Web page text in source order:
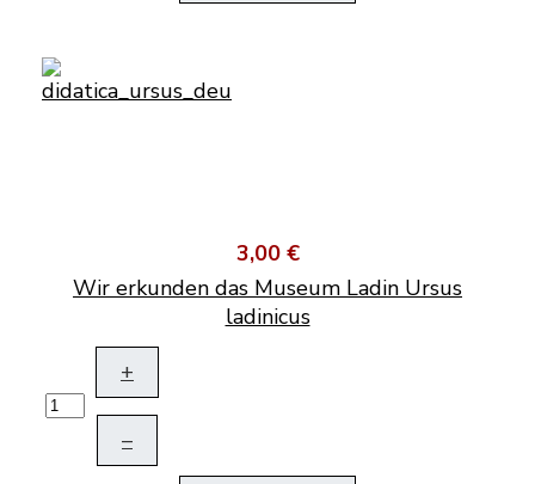
3,00 €
Wir erkunden das Museum Ladin Ursus
ladinicus
+
–